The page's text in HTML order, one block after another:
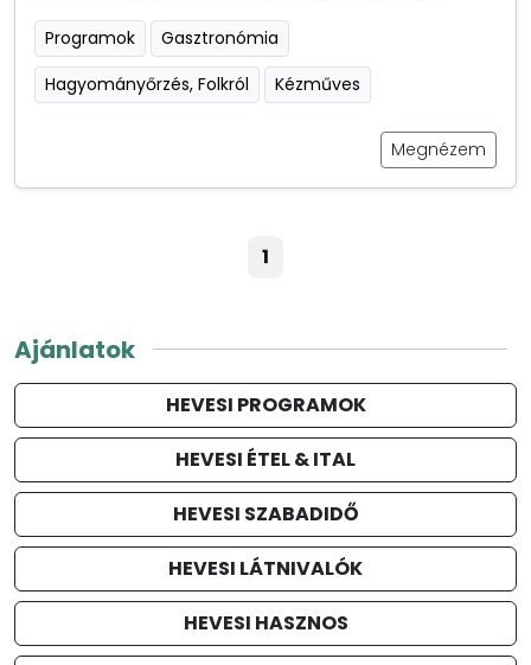
Programok
Gasztronómia
Hagyományőrzés, Folkról
Kézműves
Megnézem
1
Ajánlatok
HEVESI PROGRAMOK
HEVESI ÉTEL & ITAL
HEVESI SZABADIDŐ
HEVESI LÁTNIVALÓK
HEVESI HASZNOS